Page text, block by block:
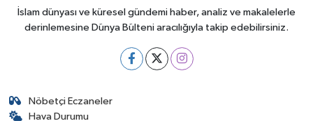
İslam dünyası ve küresel gündemi haber, analiz ve makalelerle
derinlemesine Dünya Bülteni aracılığıyla takip edebilirsiniz.
Nöbetçi Eczaneler
Hava Durumu